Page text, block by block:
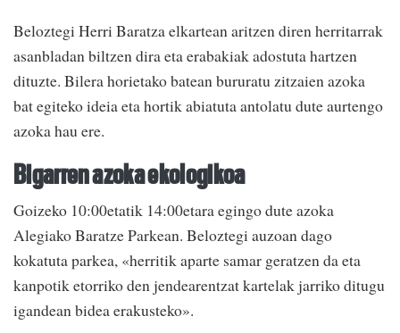
Beloztegi Herri Baratza elkartean aritzen diren herritarrak
asanbladan biltzen dira eta erabakiak adostuta hartzen
dituzte. Bilera horietako batean bururatu zitzaien azoka
bat egiteko ideia eta hortik abiatuta antolatu dute aurtengo
azoka hau ere.
Bigarren azoka ekologikoa
Goizeko 10:00etatik 14:00etara egingo dute azoka
Alegiako Baratze Parkean. Beloztegi auzoan dago
kokatuta parkea, «herritik aparte samar geratzen da eta
kanpotik etorriko den jendearentzat kartelak jarriko ditugu
igandean bidea erakusteko».